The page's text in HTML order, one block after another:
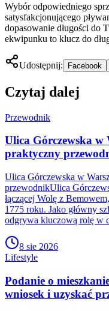
Wybór odpowiedniego
satysfakcjonującego
dopasowanie długości do
ekwipunku to klucz do
Udostępnij: Facebook
Czytaj dalej
Przewodnik
Ulica Górczewska w
praktyczny
Ulica Górczewska w
przewodnikUlica
łączącej Wolę z
1775 roku. Jako główny
odgrywa kluczową rolę w
8 sie 2026
Lifestyle
Podanie o
wniosek i uzyskać